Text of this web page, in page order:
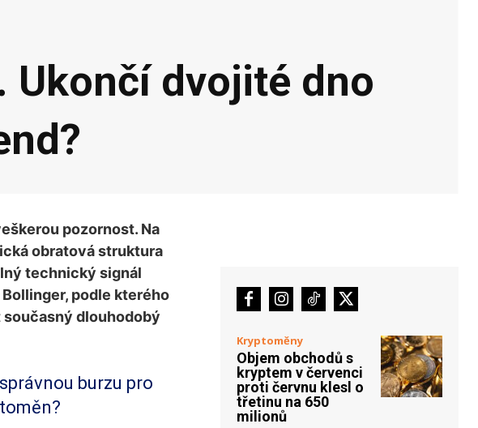
Ukončí dvojité dno
pozornost. Na
obratová struktura
technický signál
podle kterého
dlouhodobý
burzu pro
Kryptoměny
Objem obchodů s
kryptem v červenci
proti červnu klesl o
třetinu na 650
milionů